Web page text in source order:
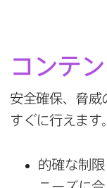
コンテ
安全確保、​脅威
すぐに​行えます
的確な​制